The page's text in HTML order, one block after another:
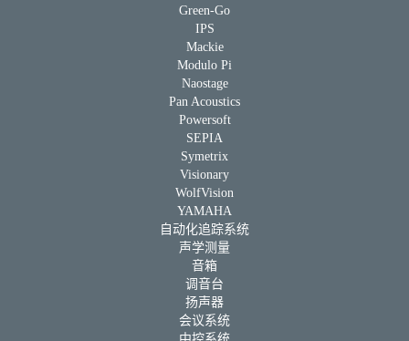
Green-Go
IPS
Mackie
Modulo Pi
Naostage
Pan Acoustics
Powersoft
SEPIA
Symetrix
Visionary
WolfVision
YAMAHA
自动化追踪系统
声学测量
音箱
调音台
扬声器
会议系统